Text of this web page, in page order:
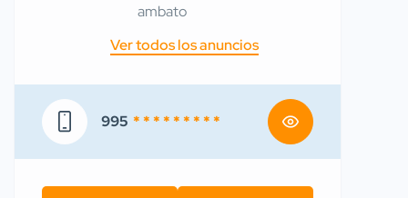
ambato
Ver todos los anuncios
995 * * * * * * * * *